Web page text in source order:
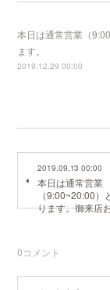
本日は通常営業（
ます。
2019.12.29 00:00
2019.09.13 00:00
本日は通常営業
（9:00~20:00）
ります。御来店
0コメント